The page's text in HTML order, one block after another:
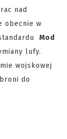
nad
obecnie w
Mod
lufy.
wojskowej
do